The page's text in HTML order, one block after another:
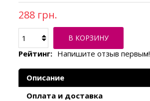
288 грн.
В КОРЗИНУ
Рейтинг: Напишите отзыв первым!
Описание
Оплата и доставка